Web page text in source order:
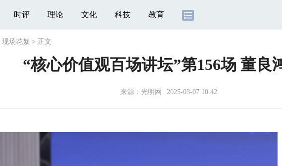
时评 理论 文化 科技 教育
现场花絮 > 正文
“核心价值观百场讲坛”第156场 董良
来源： 光明网 2025-03-07 10:42